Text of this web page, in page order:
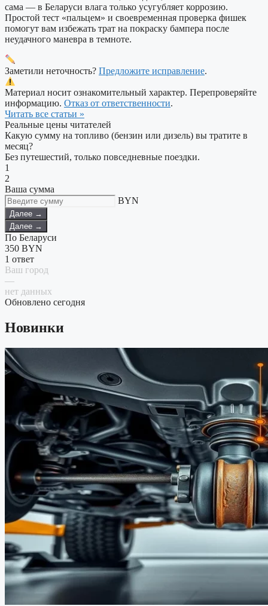
сама — в Беларуси влага только усугубляет коррозию.
Простой тест «пальцем» и своевременная проверка фишек
помогут вам избежать трат на покраску бампера после
неудачного маневра в темноте.
Заметили неточность? Предложите исправление.
Материал носит ознакомительный характер. Перепроверяйте
информацию. Отказ от ответственности.
Читать все статьи »
Реальные цены читателей
Какую сумму на топливо (бензин или дизель) вы тратите в
месяц?
Без путешестий, только повседневные поездки.
1
2
Ваша сумма
BYN
Далее →
Далее →
По Беларуси
350 BYN
1 ответ
Ваш город
—
нет данных
Обновлено сегодня
Новинки